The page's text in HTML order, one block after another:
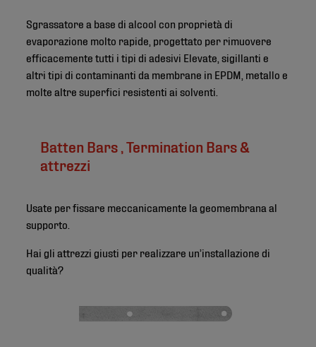
Sgrassatore a base di alcool con proprietà di
evaporazione molto rapide, progettato per rimuovere
efficacemente tutti i tipi di adesivi Elevate, sigillanti e
altri tipi di contaminanti da membrane in EPDM, metallo e
molte altre superfici resistenti ai solventi.
Batten Bars , Termination Bars &
attrezzi
Usate per fissare meccanicamente la geomembrana al
supporto.
Hai gli attrezzi giusti per realizzare un’installazione di
qualità?